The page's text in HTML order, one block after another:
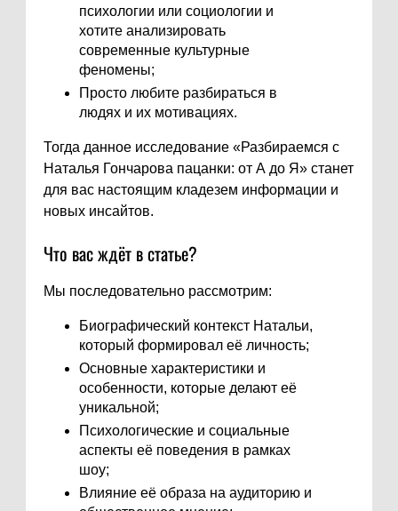
психологии или социологии и
хотите анализировать
современные культурные
феномены;
Просто любите разбираться в
людях и их мотивациях.
Тогда данное исследование «Разбираемся с
Наталья Гончарова пацанки: от А до Я» станет
для вас настоящим кладезем информации и
новых инсайтов.
Что вас ждёт в статье?
Мы последовательно рассмотрим:
Биографический контекст Натальи,
который формировал её личность;
Основные характеристики и
особенности, которые делают её
уникальной;
Психологические и социальные
аспекты её поведения в рамках
шоу;
Влияние её образа на аудиторию и